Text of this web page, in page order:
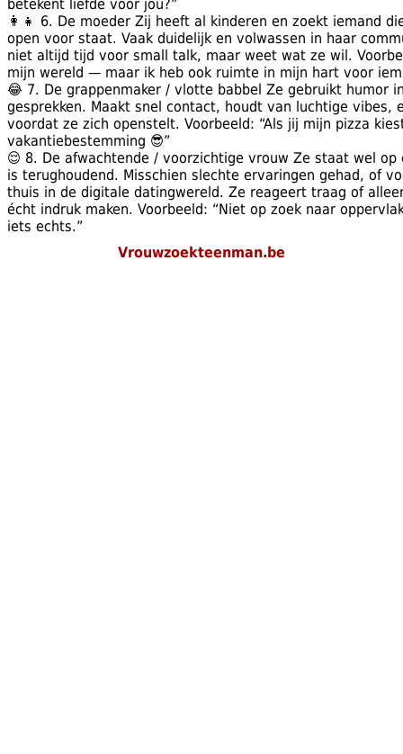
betekent liefde voor jou?”
👩‍👧 6. De moeder Zij heeft al kinderen en zoekt iemand
open voor staat. Vaak duidelijk en volwassen in haar
niet altijd tijd voor small talk, maar weet wat ze wil.
mijn wereld — maar ik heb ook ruimte in mijn hart voor
😂 7. De grappenmaker / vlotte babbel Ze gebruikt humor
gesprekken. Maakt snel contact, houdt van luchtige vibes,
voordat ze zich openstelt. Voorbeeld: “Als jij mijn pizza
vakantiebestemming 😎”
😌 8. De afwachtende / voorzichtige vrouw Ze staat wel
is terughoudend. Misschien slechte ervaringen gehad, of
thuis in de digitale datingwereld. Ze reageert traag of
écht indruk maken. Voorbeeld: “Niet op zoek naar
iets echts.”
Vrouwzoekteenman.be